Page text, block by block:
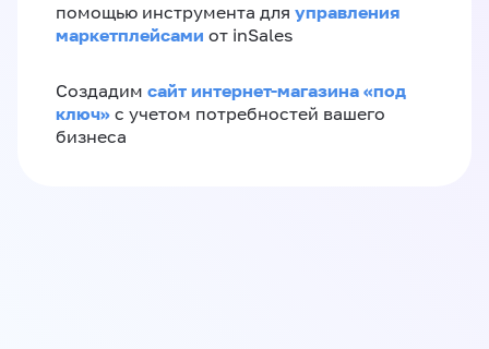
помощью инструмента для управления
маркетплейсами от inSales
Создадим сайт интернет-магазина «под
ключ» с учетом потребностей вашего
бизнеса